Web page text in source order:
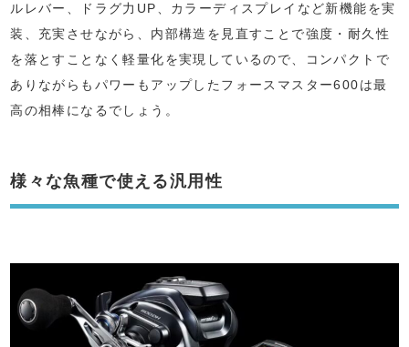
ルレバー、ドラグ力UP、カラーディスプレイなど新機能を実
装、充実させながら、内部構造を見直すことで強度・耐久性
を落とすことなく軽量化を実現しているので、コンパクトで
ありながらもパワーもアップしたフォースマスター600は最
高の相棒になるでしょう。
様々な魚種で使える汎用性